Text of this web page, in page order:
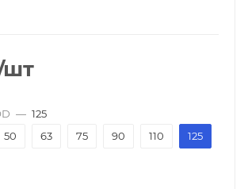
интернет-магазина РСК
- ☎
— 125
50 63 75 90 110 125